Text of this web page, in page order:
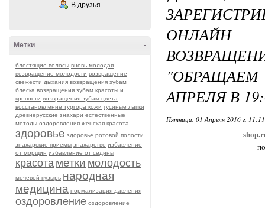
В друзья
-
Метки
блестящие волосы вновь молодая
возвращение молодости возвращение
свежести дыхания возвращения зубам
блеска возвращения зубам красоты и
крепости возвращения зубам цвета
восстановление тургора кожи гусиные лапки
древнерусские знахари естественные
методы оздоровления женская красота
здоровье здоровье ротовой полости
знахарские приемы знахарство избавление
от морщин избавление от седины
красота метки молодость
мочевой пузырь народная
медицина нормализация давления
оздоровление оздоровление
ОНЛАЙН
АПРЕЛЯ В
Пятница, 01 Апреля 2016 г.